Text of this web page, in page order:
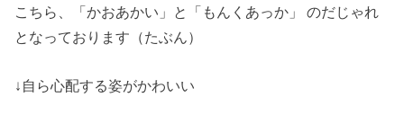
こちら、「かおあかい」と「もんくあっか」 のだじゃれ
となっております（たぶん）
↓自ら心配する姿がかわいい